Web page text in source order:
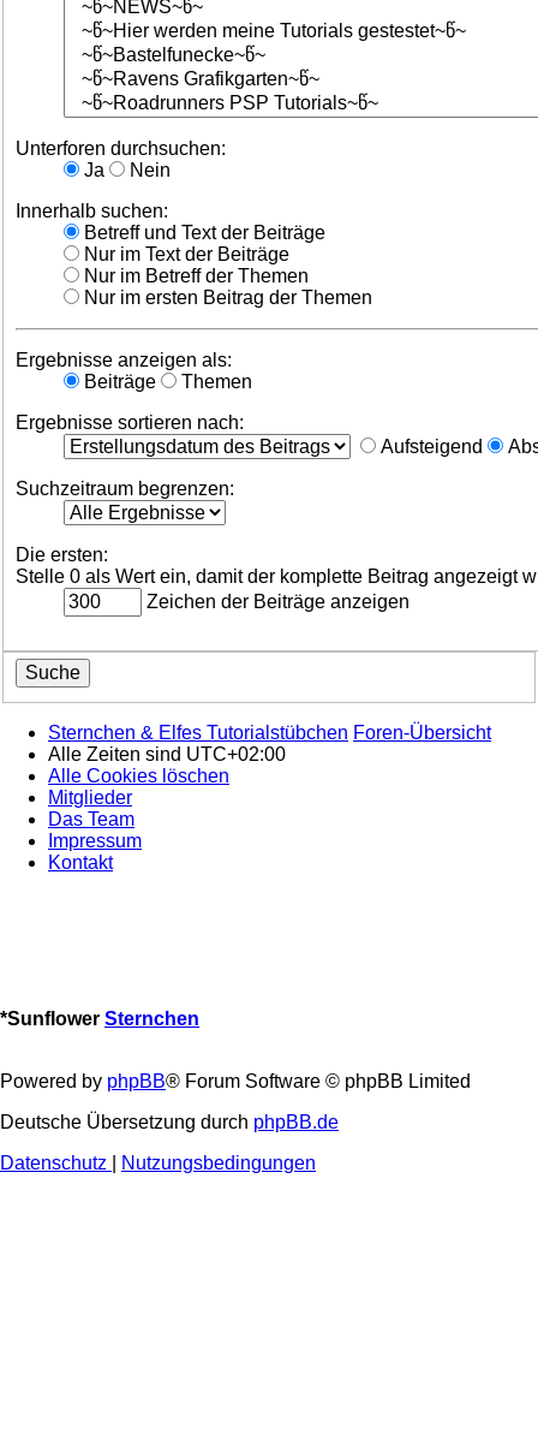
Unterforen durchsuchen:
Ja
Nein
Innerhalb suchen:
Betreff und Text der Beiträge
Nur im Text der Beiträge
Nur im Betreff der Themen
Nur im ersten Beitrag der Themen
Ergebnisse anzeigen als:
Beiträge
Themen
Ergebnisse sortieren nach:
Aufsteigend
Suchzeitraum begrenzen:
Die ersten:
Stelle 0 als Wert ein, damit der komplette Beitrag angezeigt
Zeichen der Beiträge anzeigen
Sternchen & Elfes Tutorialstübchen Foren-Übersicht
Alle Zeiten sind UTC+02:00
Alle Cookies löschen
Mitglieder
Das Team
Impressum
Kontakt
*Sunflower Sternchen
Powered by phpBB® Forum Software © phpBB Limited
Deutsche Übersetzung durch phpBB.de
Datenschutz
Nutzungsbedingungen